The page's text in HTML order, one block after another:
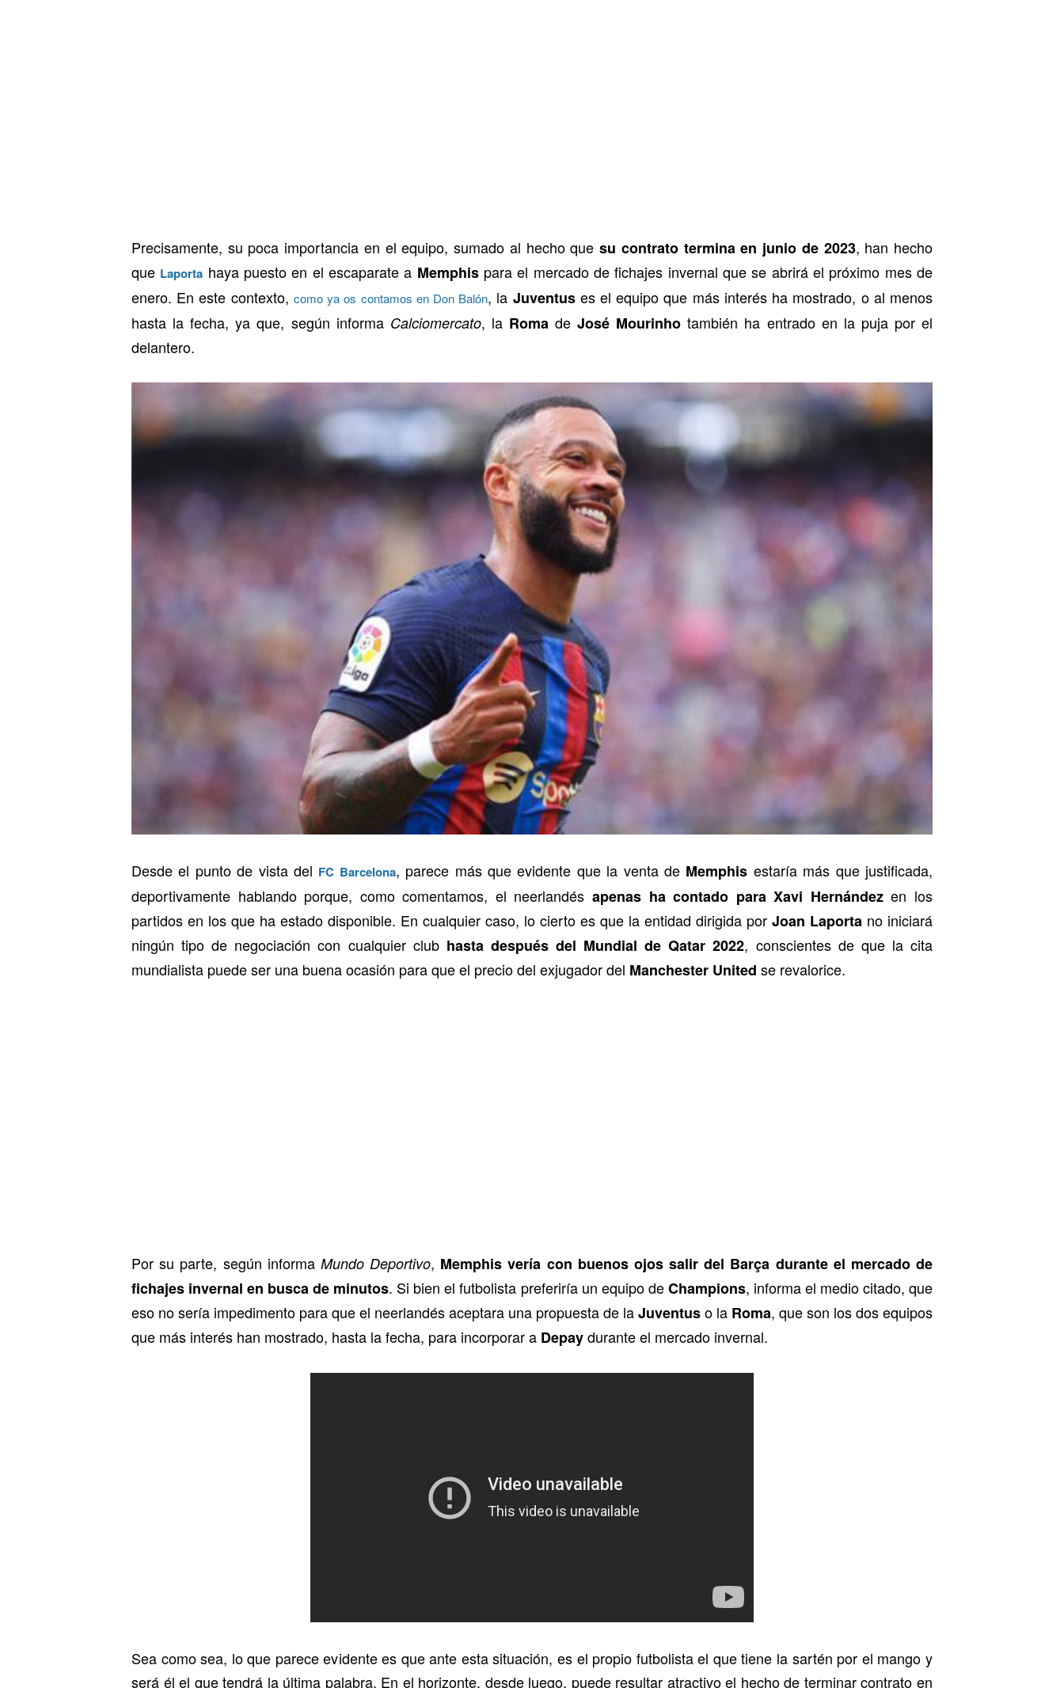
Precisamente, su poca importancia en el equipo, sumado al hecho quesu contrato termina en junio de 2023, han hecho
que Laporta haya puesto en el escaparate a Memphispara el mercado de fichajes invernal que se abrirá el próximo mes de
enero. En este contexto, como ya os contamos en Don Balón, la Juventuses el equipo que más interés ha mostrado, o al menos
hasta la fecha, ya que, según informa Calciomercato, la Roma deJosé Mourinho también ha entrado en la puja por el
delantero.
Desde el punto de vista del FC Barcelona, parece más que evidente que la venta de Memphis estaría más que justificada,
deportivamente hablando porque, como comentamos, el neerlandés apenas ha contado para Xavi Hernándezen los
partidos en los que ha estado disponible. En cualquier caso, lo cierto es que la entidad dirigida por Joan Laporta no iniciará
ningún tipo de negociación con cualquier club hasta después del Mundial de Qatar 2022, conscientes de que la cita
mundialista puede ser una buena ocasión para que el precio del exjugador del Manchester United se revalorice.
Por su parte, según informa Mundo Deportivo, Memphis vería con buenos ojos salir del Barça durante el mercado de
fichajes invernal en busca de minutos. Si bien el futbolista preferiría un equipo deChampions, informa el medio citado, que
eso no sería impedimento para que el neerlandés aceptara una propuesta de laJuventuso la Roma, que son los dos equipos
que más interés han mostrado, hasta la fecha, para incorporar a Depaydurante el mercado invernal.
Sea como sea, lo que parece evidente es que ante esta situación, es el propio futbolista el que tiene la sartén por el mango y
será él el que tendrá la última palabra. En el horizonte, desde luego, puede resultar atractivo el hecho de terminar contrato en